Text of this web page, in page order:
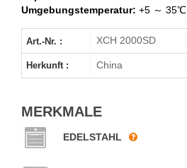
Umgebungstemperatur: +5 ～ 35℃
Art.-Nr. : XCH 2000SD
Herkunft : China
MERKMALE
EDELSTAHL